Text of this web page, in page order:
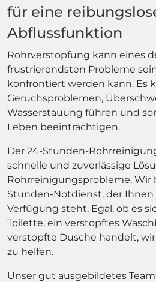
für eine
Abflussfunktion
Rohrverstopfung kann eines
frustrierendsten Probleme
konfrontiert werden kann. Es
Geruchsproblemen,
Wasserstauung führen und
Leben beeinträchtigen.
Der 24-Stunden-
schnelle und zuverlässige
Rohrreinigungsprobleme. Wir
Stunden-Notdienst, der Ihnen
Verfügung steht. Egal, ob es
Toilette, ein verstopftes
verstopfte Dusche handelt,
zu helfen.
Unser gut ausgebildetes